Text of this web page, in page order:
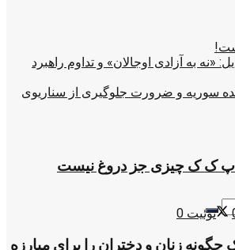
«نه به آزادی اوجالان» و تداوم راهبرد
سوریه و ضرورت جلوگیری از سناریوی
پ ک ک چیزی جز دروغ نیست
توئیت 0
زنان و دختران را برای مبارزه